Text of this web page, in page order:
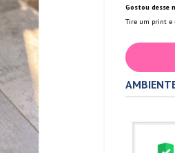
Gostou desse
Tire um print e